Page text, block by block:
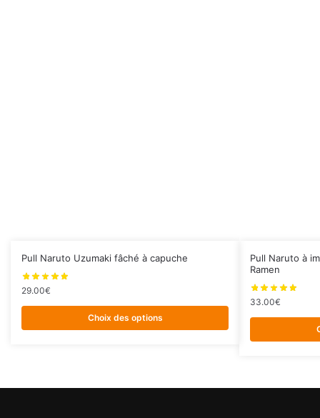
Pull Naruto Uzumaki fâché à capuche
29.00€
Choix des options
Ce
produit
a
plusieurs
variations.
Pull Naruto à
Ramen
33.00€
Ce
produit
a
plusieurs
Les